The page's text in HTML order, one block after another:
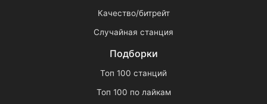
Качество/битрейт
Случайная станция
Подборки
Топ 100 станций
Топ 100 по лайкам